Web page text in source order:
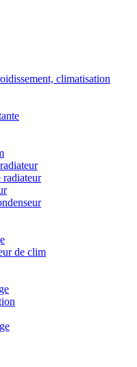
climatisation
radiateur
de clim